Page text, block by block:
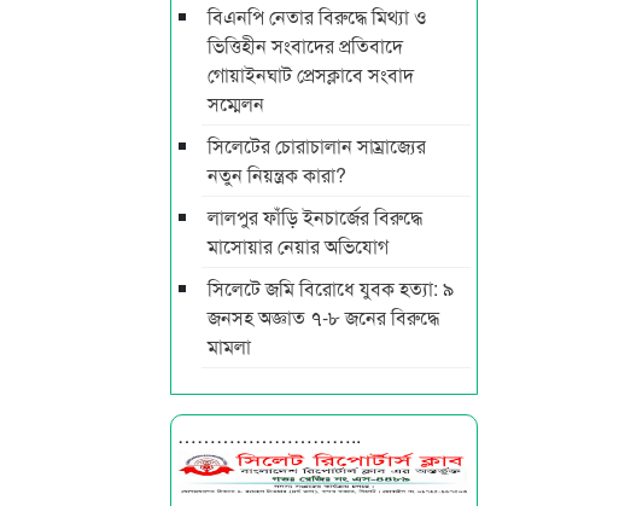
বিএনপি নেতার বিরুদ্ধে মিথ্যা ও
ভিত্তিহীন সংবাদের প্রতিবাদে
গোয়াইনঘাট প্রেসক্লাবে সংবাদ
সম্মেলন
সিলেটের চোরাচালান সাম্রাজ্যের
নতুন নিয়ন্ত্রক কারা?
লালপুর ফাঁড়ি ইনচার্জের বিরুদ্ধে
মাসোয়ার নেয়ার অভিযোগ
সিলেটে জমি বিরোধে যুবক হত্যা: ৯
জনসহ অজ্ঞাত ৭-৮ জনের বিরুদ্ধে
মামলা
………………………..